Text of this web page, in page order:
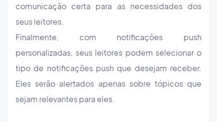
comunicação certa para as necessidades dos
seus leitores.
Finalmente, com notificações push
personalizadas, seus leitores podem selecionar o
tipo de notificações push que desejam receber.
Eles serão alertados apenas sobre tópicos que
sejam relevantes para eles.